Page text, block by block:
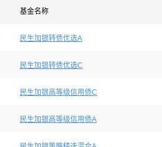
基金名称
民生加银转债优选A
民生加银转债优选C
民生加银高等级信用债C
民生加银高等级信用债A